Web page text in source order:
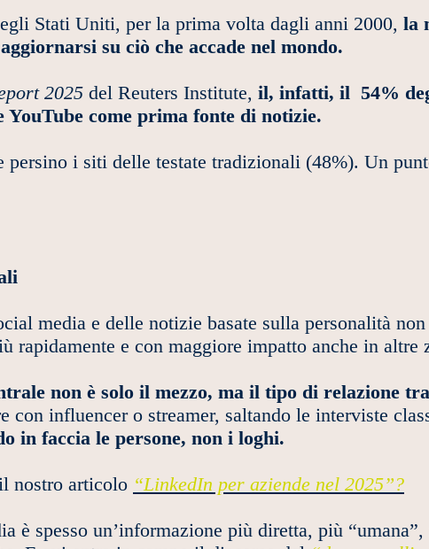
Stati Uniti, per la prima volta dagli anni 2000, la
su ciò che accade nel mondo.
2025 del Reuters Institute, il, infatti, il 54%
come prima fonte di notizie.
persino i siti delle testate tradizionali (48%). Un
media e delle notizie basate sulla personalità
rapidamente e con maggiore impatto anche in altre
non è solo il mezzo, ma il tipo di relazione
influencer o streamer, saltando le interviste
in faccia le persone, non i loghi.
nostro articolo “LinkedIn per aziende nel 2025”?
è spesso un’informazione più diretta, più “umana”,